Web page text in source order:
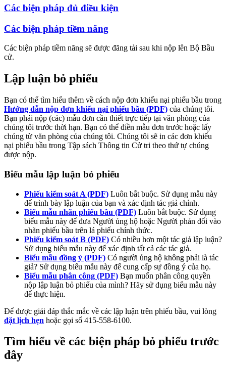
Các biện pháp đủ điều kiện
Các biện pháp tiềm năng
Các biện pháp tiềm năng sẽ được đăng tải sau khi nộp lên Bộ Bầu
cử.
Lập luận bỏ phiếu
Bạn có thể tìm hiểu thêm về cách nộp đơn khiếu nại phiếu bầu trong
Hướng dẫn nộp đơn khiếu nại phiếu bầu (PDF) của chúng tôi.
Bạn phải nộp (các) mẫu đơn cần thiết trực tiếp tại văn phòng của
chúng tôi trước thời hạn. Bạn có thể điền mẫu đơn trước hoặc lấy
chúng từ văn phòng của chúng tôi. Chúng tôi sẽ in các đơn khiếu
nại phiếu bầu trong Tập sách Thông tin Cử tri theo thứ tự chúng
được nộp.
Biểu mẫu lập luận bỏ phiếu
Phiếu kiểm soát A (PDF) Luôn bắt buộc. Sử dụng mẫu này
để trình bày lập luận của bạn và xác định tác giả chính.
Biểu mẫu nhãn phiếu bầu (PDF) Luôn bắt buộc. Sử dụng
biểu mẫu này để đưa Người ủng hộ hoặc Người phản đối vào
nhãn phiếu bầu trên lá phiếu chính thức.
Phiếu kiểm soát B (PDF) Có nhiều hơn một tác giả lập luận?
Sử dụng biểu mẫu này để xác định tất cả các tác giả.
Biểu mẫu đồng ý (PDF) Có người ủng hộ không phải là tác
giả? Sử dụng biểu mẫu này để cung cấp sự đồng ý của họ.
Biểu mẫu phân công (PDF) Bạn muốn phân công quyền
nộp lập luận bỏ phiếu của mình? Hãy sử dụng biểu mẫu này
để thực hiện.
Để được giải đáp thắc mắc về các lập luận trên phiếu bầu, vui lòng
đặt lịch hẹn hoặc gọi số 415-558-6100.
Tìm hiểu về các biện pháp bỏ phiếu trước
đây